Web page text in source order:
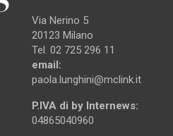
Via Nerino 5
20123 Milano
Tel. 02 725 296 11
email:
paola.lunghini@mclink.it
P.IVA di by Internews:
04865040960